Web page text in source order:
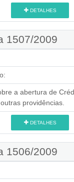
DETALHES
1507/2009
a abertura de
providências.
DETALHES
1506/2009